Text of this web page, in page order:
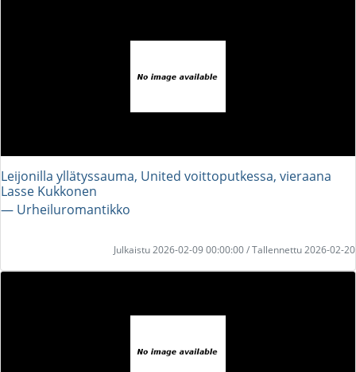
Leijonilla yllätyssauma, United voittoputkessa, vieraana
Lasse Kukkonen
― Urheiluromantikko
Julkaistu 2026-02-09 00:00:00 / Tallennettu 2026-02-20